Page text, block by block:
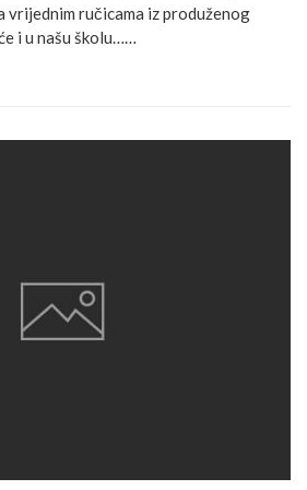
vrijednim ručicama iz produženog
i u našu školu……